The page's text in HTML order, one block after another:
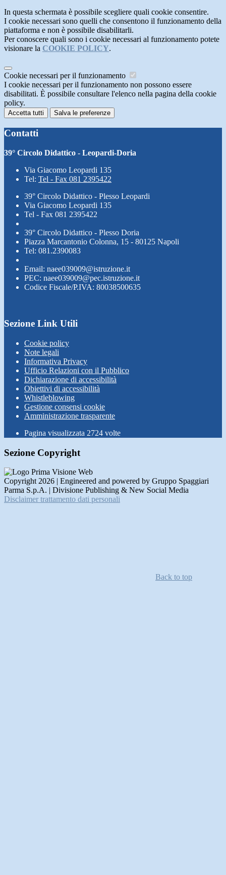
In questa schermata è possibile scegliere quali cookie consentire.
I cookie necessari sono quelli che consentono il funzionamento della
piattaforma e non è possibile disabilitarli.
Per conoscere quali sono i cookie necessari al funzionamento potete
visionare la COOKIE POLICY.
Cookie necessari per il funzionamento
I cookie necessari per il funzionamento non possono essere
disabilitati. È possibile consultare l'elenco nella pagina della cookie
policy.
Accetta tutti Salva le preferenze
Contatti
39° Circolo Didattico - Leopardi-Doria
Via Giacomo Leopardi 135
Tel: Tel - Fax 081 2395422
39° Circolo Didattico - Plesso Leopardi
Via Giacomo Leopardi 135
Tel - Fax 081 2395422
39° Circolo Didattico - Plesso Doria
Piazza Marcantonio Colonna, 15 - 80125 Napoli
Tel: 081.2390083
Email: naee039009@istruzione.it
PEC: naee039009@pec.istruzione.it
Codice Fiscale/P.IVA: 80038500635
Sezione Link Utili
Cookie policy
Note legali
Informativa Privacy
Ufficio Relazioni con il Pubblico
Dichiarazione di accessibilità
Obiettivi di accessibilità
Whistleblowing
Gestione consensi cookie
Amministrazione trasparente
Pagina visualizzata 2724 volte
Sezione Copyright
Copyright 2026 | Engineered and powered by Gruppo Spaggiari
Parma S.p.A. | Divisione Publishing & New Social Media
Disclaimer trattamento dati personali
Back to top